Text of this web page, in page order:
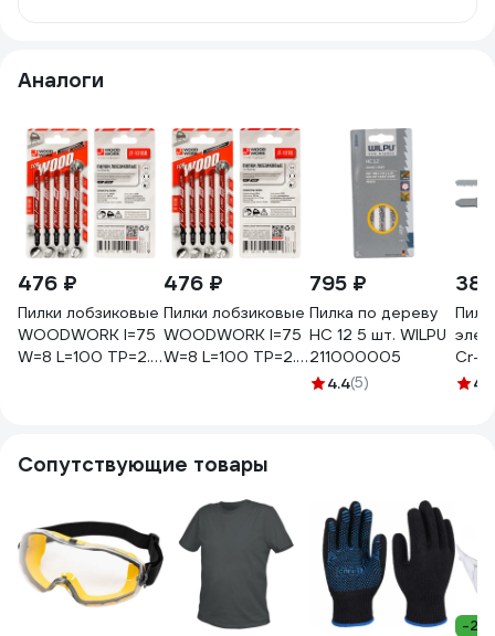
Аналоги
476 ₽
Пилки лобзиковые
WOODWORK I=75
W=8 L=100 TP=2.5
476 ₽
Пилки лобзиковые
WOODWORK I=75
W=8 L=100 TP=2.5
795 ₽
Пилка по дереву
HC 12 5 шт. WILPU
211000005
4.4(5)
Cr-
4.5
Сопутствующие товары
-